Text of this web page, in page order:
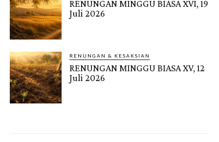
RENUNGAN MINGGU BIASA XVI, 19
Juli 2026
RENUNGAN & KESAKSIAN
RENUNGAN MINGGU BIASA XV, 12
Juli 2026